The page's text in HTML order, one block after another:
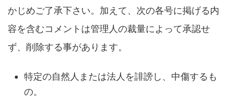
かじめご了承下さい。加えて、次の各号に掲げる内
容を含むコメントは管理人の裁量によって承認せ
ず、削除する事があります。
特定の自然人または法人を誹謗し、中傷するも
の。